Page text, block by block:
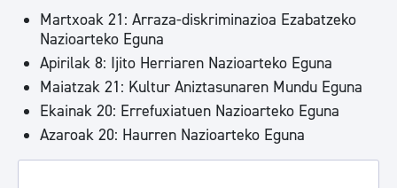
Martxoak 21: Arraza-diskriminazioa Ezabatzeko
Nazioarteko Eguna
Apirilak 8: Ijito Herriaren Nazioarteko Eguna
Maiatzak 21: Kultur Aniztasunaren Mundu Eguna
Ekainak 20: Errefuxiatuen Nazioarteko Eguna
Azaroak 20: Haurren Nazioarteko Eguna